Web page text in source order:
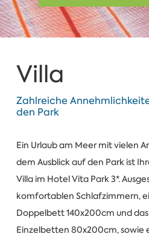
Villa
Zahlreiche
den Park
Ein Urlaub am Meer mit vielen
dem Ausblick auf den Park ist
Villa im Hotel Vita Park 3*.
komfortablen Schlafzimmern,
Doppelbett 140x200cm und
Einzelbetten 80x200cm, sowie